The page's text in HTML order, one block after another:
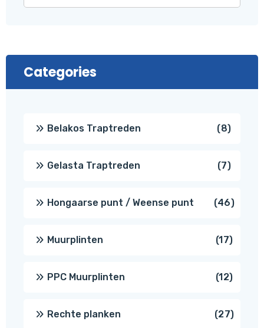
Categories
Belakos Traptreden 88
Gelasta Traptreden 77
Hongaarse punt / Weense punt 4646
Muurplinten 1717
PPC Muurplinten 1212
Rechte planken 2727